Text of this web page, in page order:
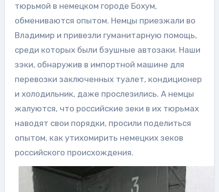
тюрьмой в немецком городе Бохум,
обмениваются опытом. Немцы приезжали во
Владимир и привезли гуманитарную помощь,
среди которых были бэушные автозаки. Наши
зэки, обнаружив в импортной машине для
перевозки заключенных туалет, кондиционер
и холодильник, даже прослезились. А немцы
жалуются, что российские зеки в их тюрьмах
наводят свои порядки, просили поделиться
опытом, как утихомирить немецких зеков
российского происхождения.